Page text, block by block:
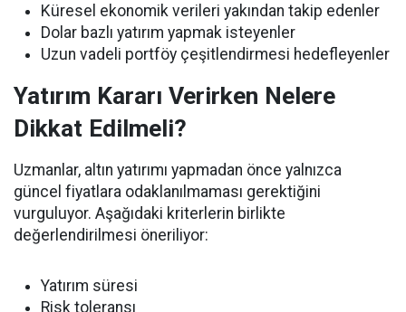
Küresel ekonomik verileri yakından takip edenler
Dolar bazlı yatırım yapmak isteyenler
Uzun vadeli portföy çeşitlendirmesi hedefleyenler
Yatırım Kararı Verirken Nelere
Dikkat Edilmeli?
Uzmanlar, altın yatırımı yapmadan önce yalnızca
güncel fiyatlara odaklanılmaması gerektiğini
vurguluyor. Aşağıdaki kriterlerin birlikte
değerlendirilmesi öneriliyor:
Yatırım süresi
Risk toleransı